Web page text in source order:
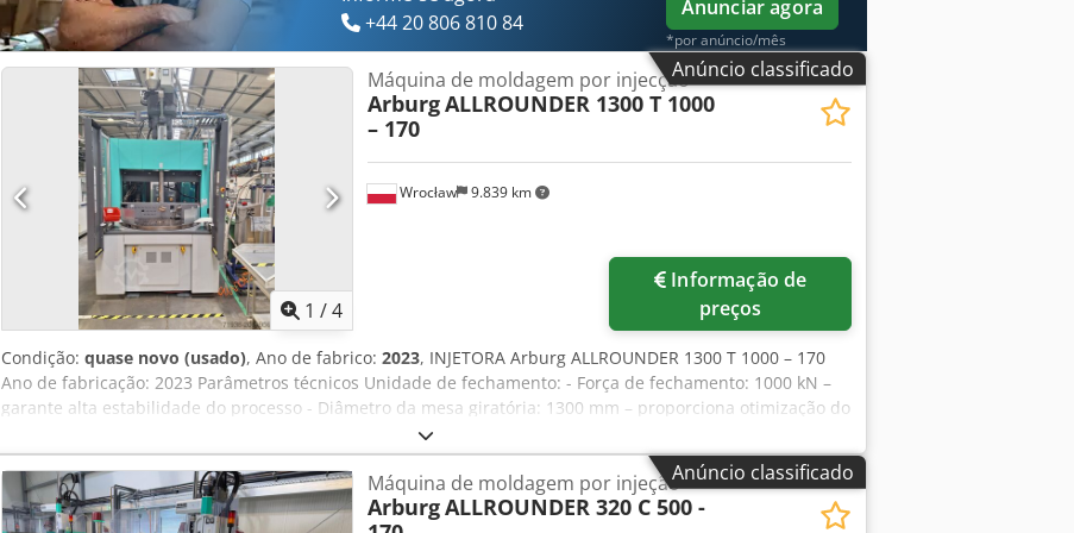
+44 20 806 810 84
Anunciar agora
*por anúncio/mês
Anúncio classificado
1 /4
Wrocław 9.839 km
Máquina de moldagem por injecção
ArburgALLROUNDER 1300 T 1000
– 170
preços
Condição: quase novo (usado), Ano de fabrico: 2023, INJETORA Arburg ALLROUNDER 1300 T 1000 – 170
Ano de fabricação: 2023 Parâmetros técnicos Unidade de fechamento: - Força de fechamento: 1000 kN –
garante alta estabilidade do processo - Diâmetro da mesa giratória: 1300 mm – proporciona otimização do
ciclo produtivo - Área útil de fixação do molde: 800 × 590 mm - Altura mínima do molde: 300 mm -
Espaçamento máximo entre as mesas: 585 mm Unidade de injeção (3 cilindros intercambiáveis): - Cilindro
Ø 30 mm: 83 cm³ a 2200 bar - Cilindro Ø 40 mm: 140 cm³ a 1250 bar Crodpfx Ahexzklqjisf - Cilindro Ø 20
mm: 36 cm³ a 2500 bar Equipamentos adicionais: - 2 núcleos hidráulicos – para operação de moldes de
Anúncio classificado
Máquina de moldagem por injeção
ArburgALLROUNDER 320 C 500 -